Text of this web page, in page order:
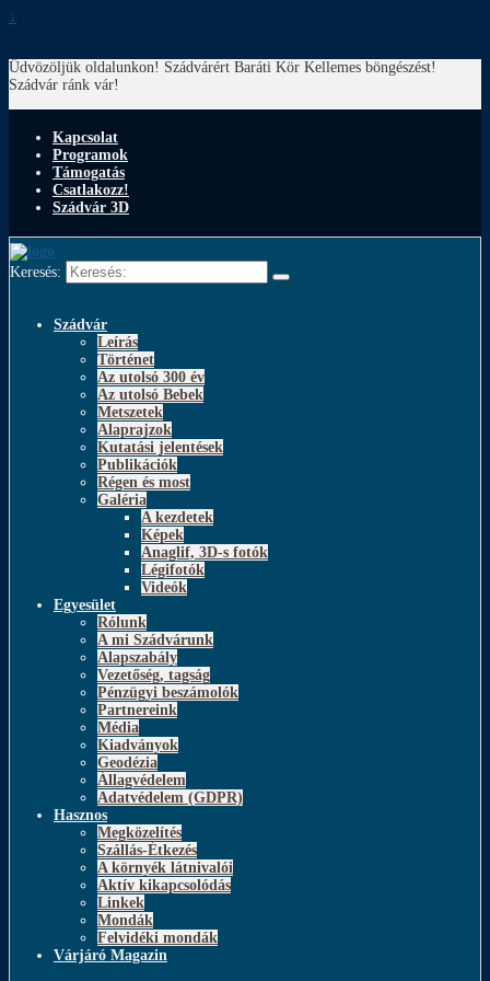
↓
Üdvözöljük oldalunkon! Szádvárért Baráti Kör Kellemes böngészést!
Szádvár ránk vár!
Kapcsolat
Programok
Támogatás
Csatlakozz!
Szádvár 3D
Keresés:
Szádvár
Leírás
Történet
Az utolsó 300 év
Az utolsó Bebek
Metszetek
Alaprajzok
Kutatási jelentések
Publikációk
Régen és most
Galéria
A kezdetek
Képek
Anaglif, 3D-s fotók
Légifotók
Videók
Egyesület
Rólunk
A mi Szádvárunk
Alapszabály
Vezetőség, tagság
Pénzügyi beszámolók
Partnereink
Média
Kiadványok
Geodézia
Állagvédelem
Adatvédelem (GDPR)
Hasznos
Megközelítés
Szállás-Étkezés
A környék látnivalói
Aktív kikapcsolódás
Linkek
Mondák
Felvidéki mondák
Várjáró Magazin